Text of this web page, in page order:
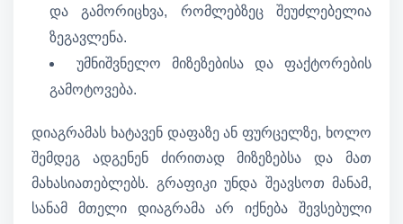
და გამორიცხვა, რომლებზეც შეუძლებელია
ზეგავლენა.
უმნიშვნელო მიზეზებისა და ფაქტორების
გამოტოვება.
დიაგრამას ხატავენ დაფაზე ან ფურცელზე, ხოლო
შემდეგ ადგენენ ძირითად მიზეზებსა და მათ
მახასიათებლებს. გრაფიკი უნდა შეავსოთ მანამ,
სანამ მთელი დიაგრამა არ იქნება შევსებული